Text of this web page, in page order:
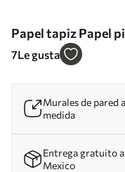
Papel tapiz Papel
u53032
7Le gusta
Murales de pared a
medida
Entrega gratuito
Mexico